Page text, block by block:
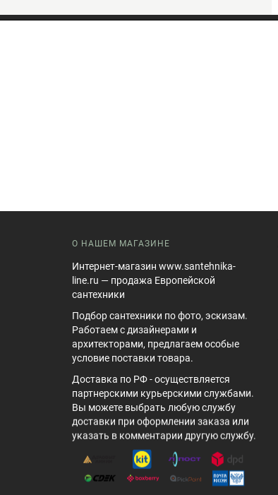
О НАШЕМ МАГАЗИНЕ
Интернет-магазин www.santehnika-
line.ru — продажа Европейской
сантехники
Подбор сантехники по фото, эскизам.
Работаем с дизайнерами и
архитекторами, предлагаем особые
условие поставки товара.
Доставка по РФ - осуществляется
партнерскими курьерскими службами.
Вы можете выбрать любую службу
доставки при оформлении заказа или
указать в комментарии другую службу.